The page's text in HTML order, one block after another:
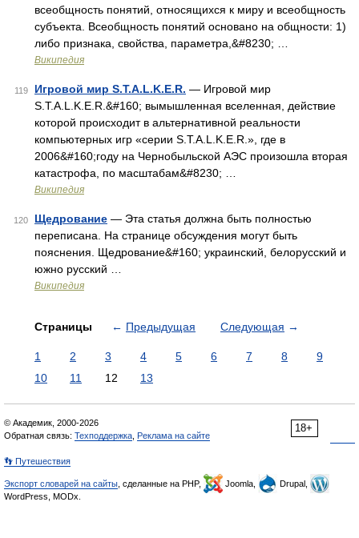
всеобщность понятий, относящихся к миру и всеобщность
субъекта. Всеобщность понятий основано на общности: 1)
либо признака, свойства, параметра,&#8230; …
Википедия
119 Игровой мир S.T.A.L.K.E.R. — Игровой мир
S.T.A.L.K.E.R.&#160; вымышленная вселенная, действие
которой происходит в альтернативной реальности
компьютерных игр «серии S.T.A.L.K.E.R.», где в
2006&#160;году на Чернобыльской АЭС произошла вторая
катастрофа, по масштабам&#8230; …
Википедия
120 Щедрование — Эта статья должна быть полностью
переписана. На странице обсуждения могут быть
пояснения. Щедрование&#160; украинский, белорусский и
южно русский …
Википедия
Страницы ← Предыдущая Следующая →
1 2 3 4 5 6 7 8
9
10
11 12 13
18+
© Академик, 2000-2026
Обратная связь: Техподдержка Реклама на сайте
👣 Путешествия
Экспорт словарей на сайты , сделанные на PHP, Joomla,
Drupal,
WordPress, MODx.